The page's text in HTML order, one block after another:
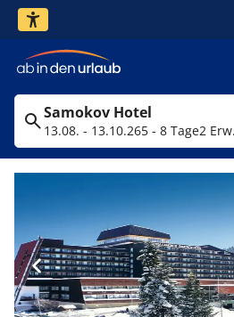
Samokov Hotel
13.08. - 13.10.265 - 8 Tage2 Erw.